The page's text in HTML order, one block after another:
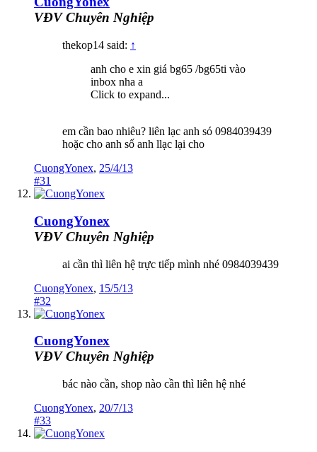
VĐV Chuyên Nghiệp
thekop14 said: ↑
anh cho e xin giá bg65 /bg65ti vào
inbox nha a
Click to expand...
em cần bao nhiêu? liên lạc anh só 0984039439
hoặc cho anh số anh llạc lại cho
CuongYonex, 25/4/13
#31
CuongYonex
VĐV Chuyên Nghiệp
ai cần thì liên hệ trực tiếp mình nhé 0984039439
CuongYonex, 15/5/13
#32
CuongYonex
VĐV Chuyên Nghiệp
bác nào cần, shop nào cần thì liên hệ nhé
CuongYonex, 20/7/13
#33